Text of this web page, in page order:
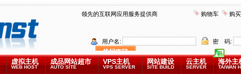
领先的互联网应用服务提供商 购物车 购
用户名: 密 码:
虚拟主机
WEB HOST
成品网站超市
AUTO SITE
VPS主机
VPS SERVER
网站建设
SITE BUILD
云主机
SERVER
海外主
TAIWAN